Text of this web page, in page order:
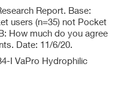
Report. Base:
users (n=35) not Pocket
How much do you agree
Date: 11/6/20.
I VaPro Hydrophilic